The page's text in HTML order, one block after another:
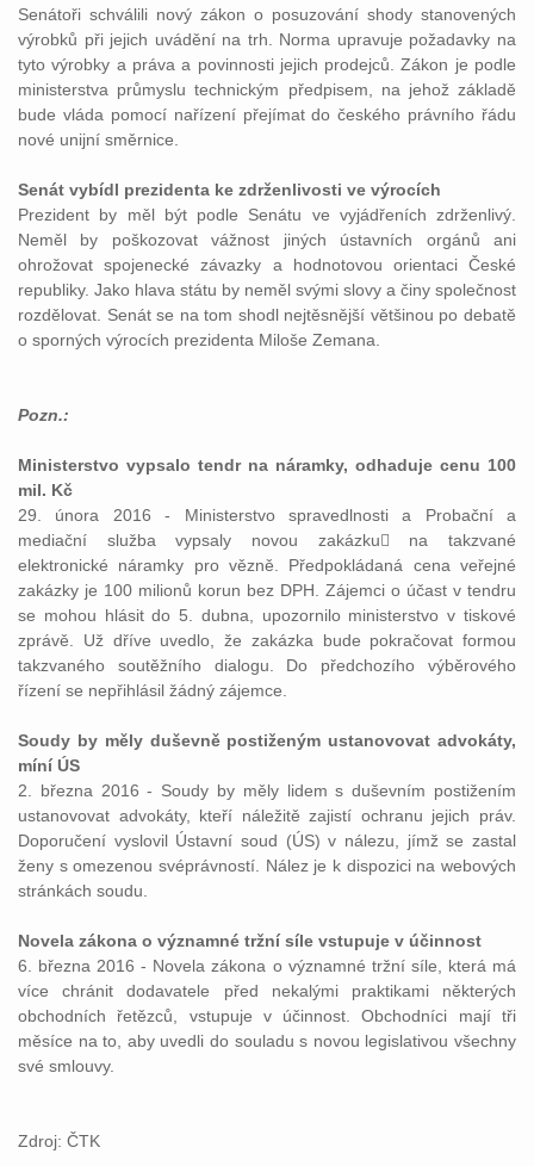
Senátoři schválili nový zákon o posuzování shody stanovených
výrobků při jejich uvádění na trh. Norma upravuje požadavky na
tyto výrobky a práva a povinnosti jejich prodejců. Zákon je podle
ministerstva průmyslu technickým předpisem, na jehož základě
bude vláda pomocí nařízení přejímat do českého právního řádu
nové unijní směrnice.
Senát vybídl prezidenta ke zdrženlivosti ve výrocích
Prezident by měl být podle Senátu ve vyjádřeních zdrženlivý.
Neměl by poškozovat vážnost jiných ústavních orgánů ani
ohrožovat spojenecké závazky a hodnotovou orientaci České
republiky. Jako hlava státu by neměl svými slovy a činy společnost
rozdělovat. Senát se na tom shodl nejtěsnější většinou po debatě
o sporných výrocích prezidenta Miloše Zemana.
Pozn.:
Ministerstvo vypsalo tendr na náramky, odhaduje cenu 100
mil. Kč
29. února 2016 - Ministerstvo spravedlnosti a Probační a
mediační služba vypsaly novou zakázku na takzvané
elektronické náramky pro vězně. Předpokládaná cena veřejné
zakázky je 100 milionů korun bez DPH. Zájemci o účast v tendru
se mohou hlásit do 5. dubna, upozornilo ministerstvo v tiskové
zprávě. Už dříve uvedlo, že zakázka bude pokračovat formou
takzvaného soutěžního dialogu. Do předchozího výběrového
řízení se nepřihlásil žádný zájemce.
Soudy by měly duševně postiženým ustanovovat advokáty,
míní ÚS
2. března 2016 - Soudy by měly lidem s duševním postižením
ustanovovat advokáty, kteří náležitě zajistí ochranu jejich práv.
Doporučení vyslovil Ústavní soud (ÚS) v nálezu, jímž se zastal
ženy s omezenou svéprávností. Nález je k dispozici na webových
stránkách soudu.
Novela zákona o významné tržní síle vstupuje v účinnost
6. března 2016 - Novela zákona o významné tržní síle, která má
více chránit dodavatele před nekalými praktikami některých
obchodních řetězců, vstupuje v účinnost. Obchodníci mají tři
měsíce na to, aby uvedli do souladu s novou legislativou všechny
své smlouvy.
Zdroj: ČTK